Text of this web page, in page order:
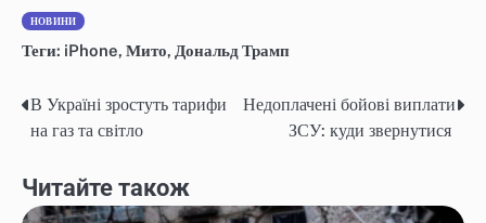
НОВИНИ
Теги: iPhone, Мито, Дональд Трамп
Навігація
В Україні зростуть тарифи
на газ та світло
Недоплачені бойові виплати
ЗСУ: куди звернутися
Читайте також